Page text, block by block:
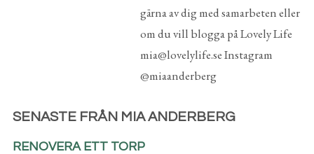
gärna av dig med samarbeten eller
om du vill blogga på Lovely Life
mia@lovelylife.se Instagram
@miaanderberg
SENASTE FRÅN MIA ANDERBERG
RENOVERA ETT TORP